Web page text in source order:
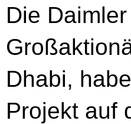
Die
Dhabi,
Projekt auf